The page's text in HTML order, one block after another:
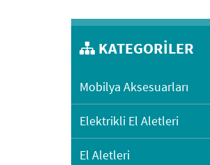
KATEGORİLER
Mobilya Aksesuarları
Elektrikli El Aletleri
Kırıcı Deliciler
El Aletleri